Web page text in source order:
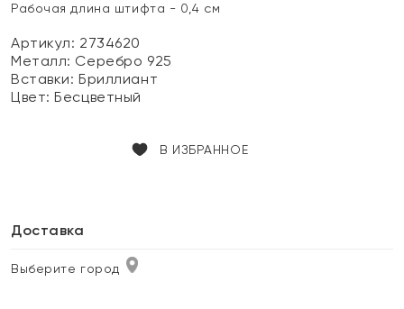
Рабочая длина штифта - 0,4 см
Артикул: 2734620
Металл: Серебро 925
Вставки:Бриллиант
Цвет:Бесцветный
В ИЗБРАННОЕ
Доставка
Выберите город